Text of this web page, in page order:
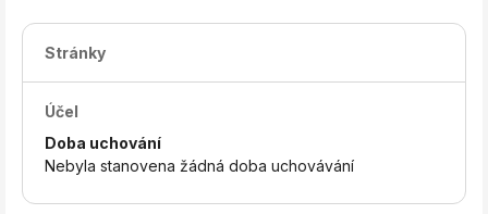
Stránky
Účel
Doba uchování
Nebyla stanovena žádná doba uchovávání